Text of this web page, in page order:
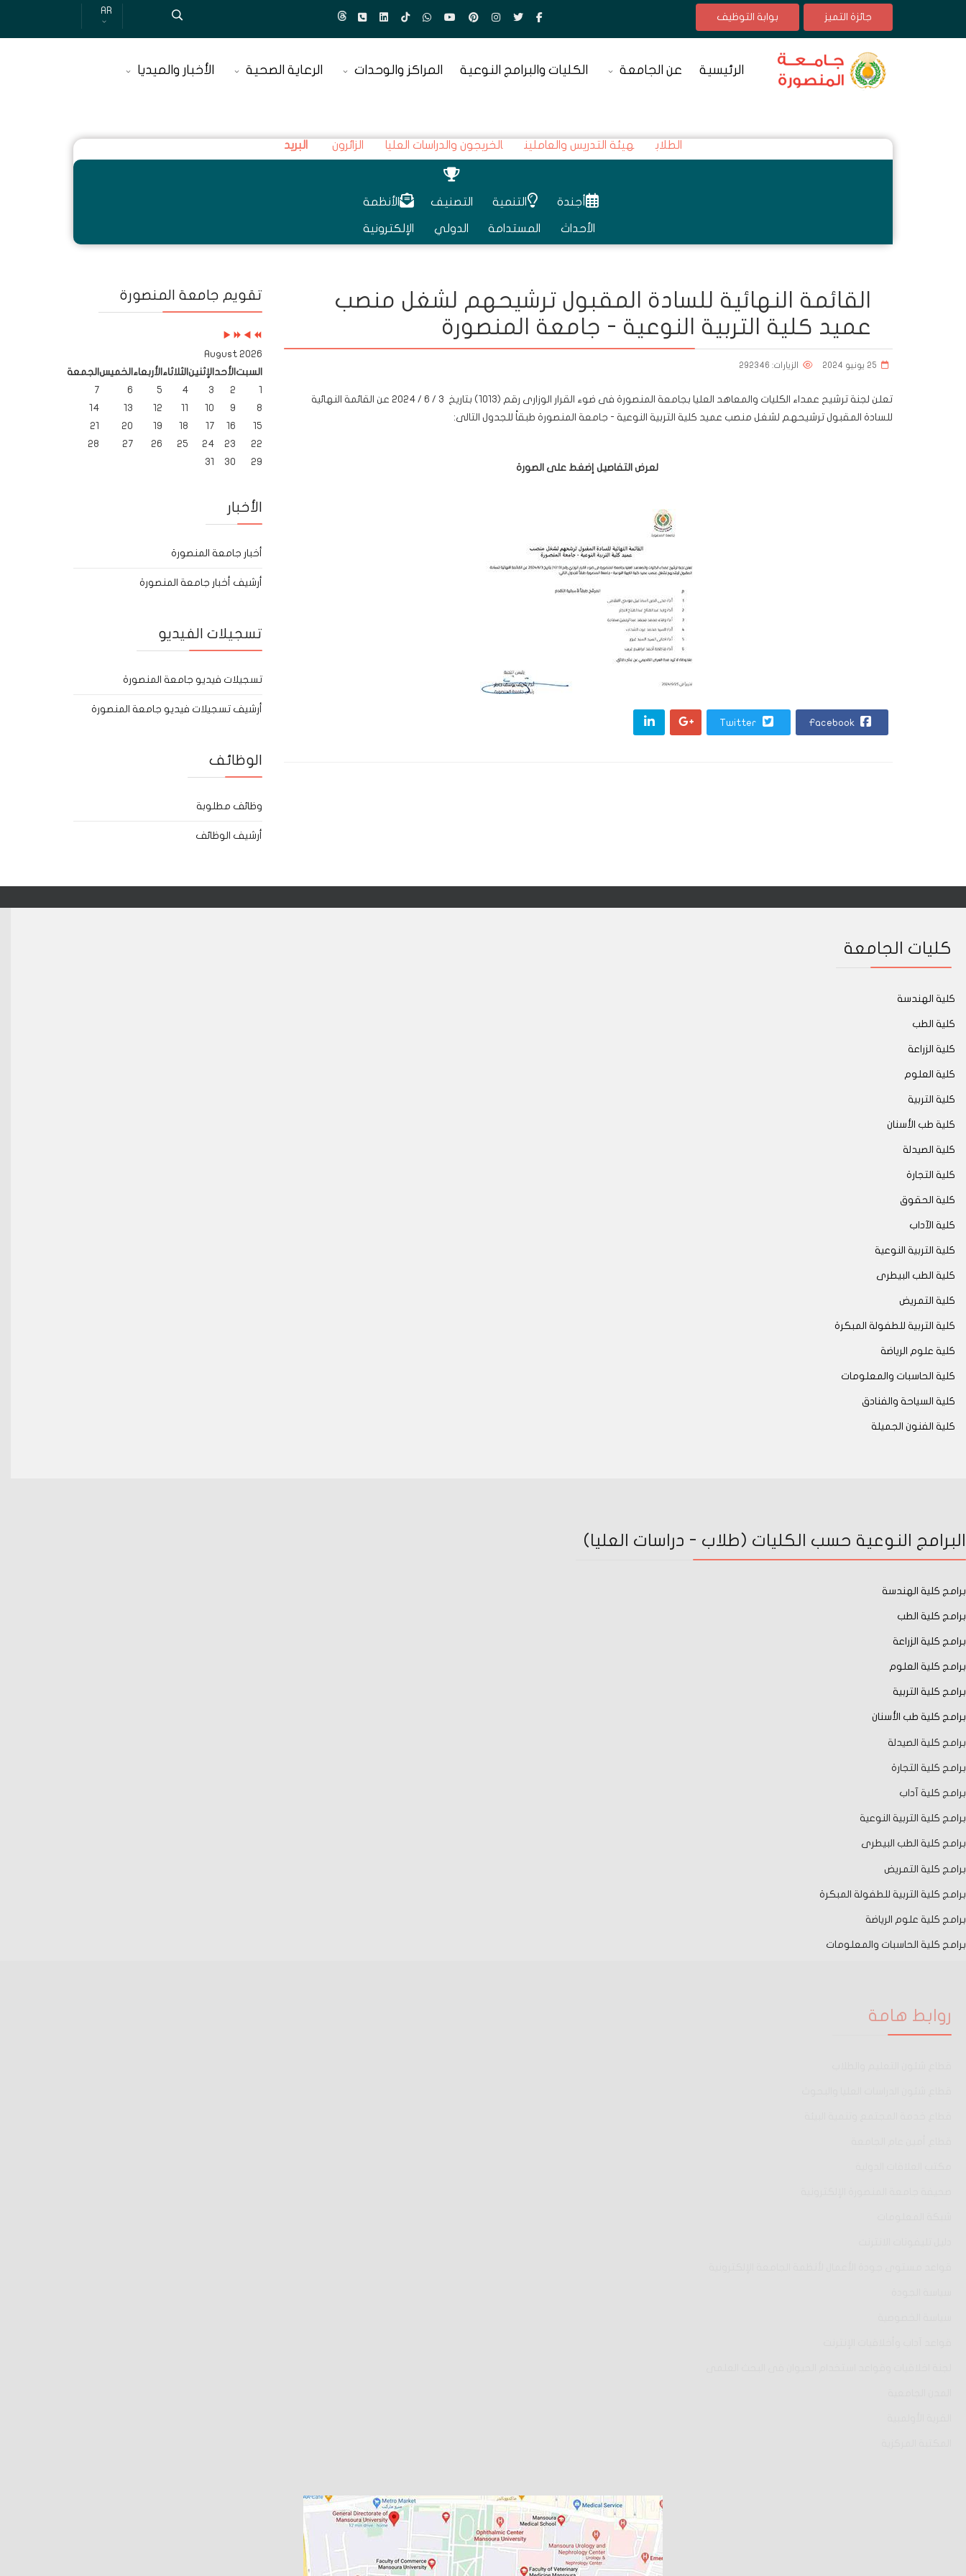
جائزة التميز بوابة التوظيف
AR
الرئيسية عن الجامعة الكليات والبرامج النوعية المراكز والوحدات الرعاية الصحية الأخبار والميديا
الطلاب هيئة التدريس والعاملين الخريجون والدراسات العليا الزائرون البريد
أجندة
الأحداث
التنمية
المستدامة
التصنيف
الدولي
الأنظمة
الإلكترونية
القائمة النهائية للسادة المقبول ترشيحهم لشغل منصب
عميد كلية التربية النوعية - جامعة المنصورة
25 يونيو 2024 الزيارات: 292346
تعلن لجنة ترشيح عمداء الكليات والمعاهد العليا بجامعة المنصورة فى ضوء القرار الوزارى رقم (1013) بتاريخ 3 / 6 / 2024 عن القائمة النهائية
للسادة المقبول ترشيحهم لشغل منصب عميد كلية التربية النوعية - جامعة المنصورة طبقاً للجدول التالى:
لعرض التفاصيل إضغط على الصورة
تقويم جامعة المنصورة
Previous
Previous
Next
2026 August
السبت الأحد الإثنين الثلاثاء الأربعاء الخميس الجمعة
1
2
3
4
5
6
7
8
9
10
11
12
13
14
15
16
17
18
19
20
21
22
23
24
25
26
27
28
29
30
31
الأخبار
أخبار جامعة المنصورة
أرشيف أخبار جامعة المنصورة
تسجيلات الفيديو
تسجيلات فيديو جامعة المنصورة
أرشيف تسجيلات فيديو جامعة المنصورة
الوظائف
وظائف مطلوبة
أرشيف الوظائف
كليات الجامعة
كلية الهندسة
كلية الطب
كلية الزراعة
كلية العلوم
كلية التربية
كلية طب الأسنان
كلية الصيدلة
كلية التجارة
كلية الحقوق
كلية الآداب
كلية التربية النوعية
كلية الطب البيطرى
كلية التمريض
كلية التربية للطفولة المبكرة
كلية علوم الرياضة
كلية الحاسبات والمعلومات
كلية السياحة والفنادق
كلية الفنون الجميلة
البرامج النوعية حسب الكليات (طلاب - دراسات العليا)
برامج كلية الهندسة
برامج كلية الطب
برامج كلية الزراعة
برامج كلية العلوم
برامج كلية التربية
برامج كلية طب الأسنان
برامج كلية الصيدلة
برامج كلية التجارة
برامج كلية آداب
برامج كلية التربية النوعية
برامج كلية الطب البيطرى
برامج كلية التمريض
برامج كلية التربية للطفولة المبكرة
برامج كلية علوم الرياضة
برامج كلية الحاسبات والمعلومات
روابط هامة